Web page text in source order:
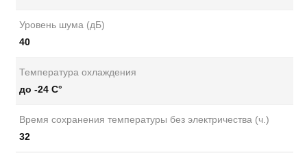
Уровень шума (дБ)
40
Температура охлаждения
до -24 С°
Время сохранения температуры без электричества (ч.)
32